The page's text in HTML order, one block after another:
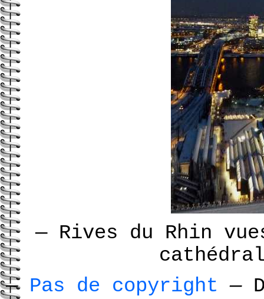
—Rives du Rhin
— Pas de copyright—